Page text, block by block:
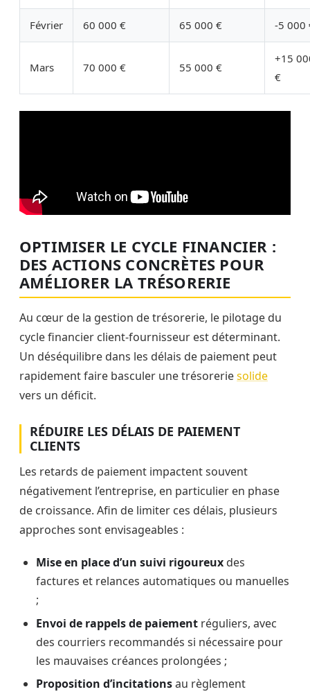
Février 60 000 € 65 000 € -5 000
Mars 70 000 € 55 000 €
+15
€
OPTIMISER LE CYCLE FINANCIER :
DES ACTIONS CONCRÈTES POUR
AMÉLIORER LA TRÉSORERIE
Au cœur de la gestion de trésorerie, le pilotage du
cycle financier client-fournisseur est déterminant.
Un déséquilibre dans les délais de paiement peut
rapidement faire basculer une trésoreriesolide
vers un déficit.
RÉDUIRE LES DÉLAIS DE PAIEMENT
CLIENTS
Les retards de paiement impactent souvent
négativement l’entreprise, en particulier en phase
de croissance. Afin de limiter ces délais, plusieurs
approches sont envisageables :
Mise en place d’un suivi rigoureux des
factures et relances automatiques ou manuelles
;
Envoi de rappels de paiement réguliers, avec
des courriers recommandés si nécessaire pour
les mauvaises créances prolongées ;
Proposition d’incitationsau règlement